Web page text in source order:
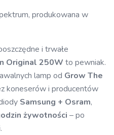
produkowana w
i trwałe
Original 250W to pewniak.
lamp od Grow The
koneserów i producentów
Samsung + Osram,
żywotności – po